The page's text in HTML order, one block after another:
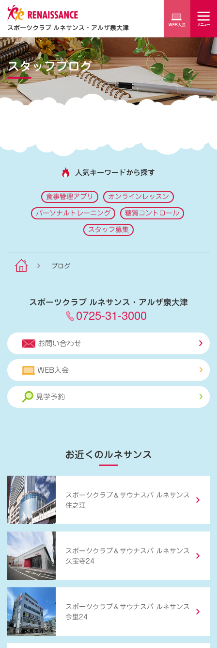
スポーツクラブ ルネサンス・アルザ泉大津
スタッフブログ
人気キーワードから探す
食事管理アプリ オンラインレッスン
パーソナルトレーニング 糖質コントロール
スタッフ募集
ブログ
スポーツクラブ ルネサンス・アルザ泉大津
0725-31-3000
お問い合わせ
WEB入会
見学予約
お近くのルネサンス
スポーツクラブ ＆ サウナスパ ルネサンス
住之江
スポーツクラブ ＆ サウナスパ ルネサンス
久宝寺24
スポーツクラブ ＆ サウナスパ ルネサンス
今里24